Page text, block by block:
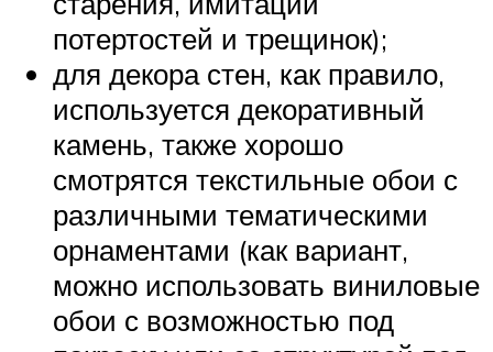
потертостей и трещинок);
для декора стен, как правило,
используется декоративный
камень, также хорошо
смотрятся текстильные обои с
различными тематическими
орнаментами (как вариант,
можно использовать виниловые
обои с возможностью под